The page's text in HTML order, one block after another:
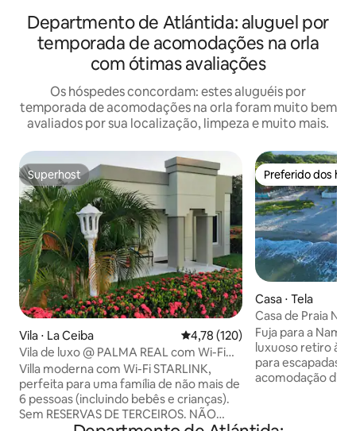
Departmento de Atlántida: aluguel por
temporada de acomodações na orla
com ótimas avaliações
Os hóspedes concordam: estes aluguéis por
temporada de acomodações na orla foram muito bem
avaliados por sua localização, limpeza e muito mais.
Superhost
Superhost
Vila ⋅ La Ceiba 4,78 de uma avaliação média de
4,78 (120)
Vila de luxo @ PALMA REAL com Wi-Fi
Starlink
Villa moderna com Wi-Fi STARLINK,
perfeita para uma família de não mais de
6 pessoas (incluindo bebês e crianças).
Sem RESERVAS DE TERCEIROS. NÃO
Preferido dos
Preferido dos
Casa ⋅ Tela
Casa de Praia
Atlântida
Fuja para a
luxuoso retiro à
para escapadas
acomodação
para até 12